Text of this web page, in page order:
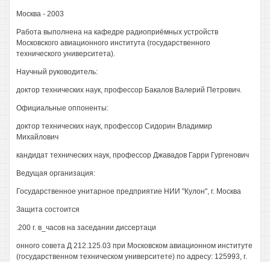
Москва - 2003
Работа выполнена на кафедре радиоприёмных устройств
Московского авиационного института (государственного
технического университета).
Научный руководитель:
доктор технических наук, профессор Бакалов Валерий Петрович.
Официальные оппоненты:
доктор технических наук, профессор Сидорин Владимир
Михайлович
кандидат технических наук, профессор Джавадов Гарри Гургенович
Ведущая организация:
Государственное унитарное предприятие НИИ "Кулон", г. Москва
Защита состоится
.200 г. в_часов на заседании диссертаци
онного совета Д 212.125.03 при Московском авиационном институте
(государственном техническом университете) по адресу: 125993, г.